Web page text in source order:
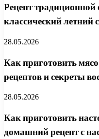
Рецепт
классический летний
28.05.2026
Как приготовить
рецептов и секреты
28.05.2026
Как приготовить
домашний рецепт с